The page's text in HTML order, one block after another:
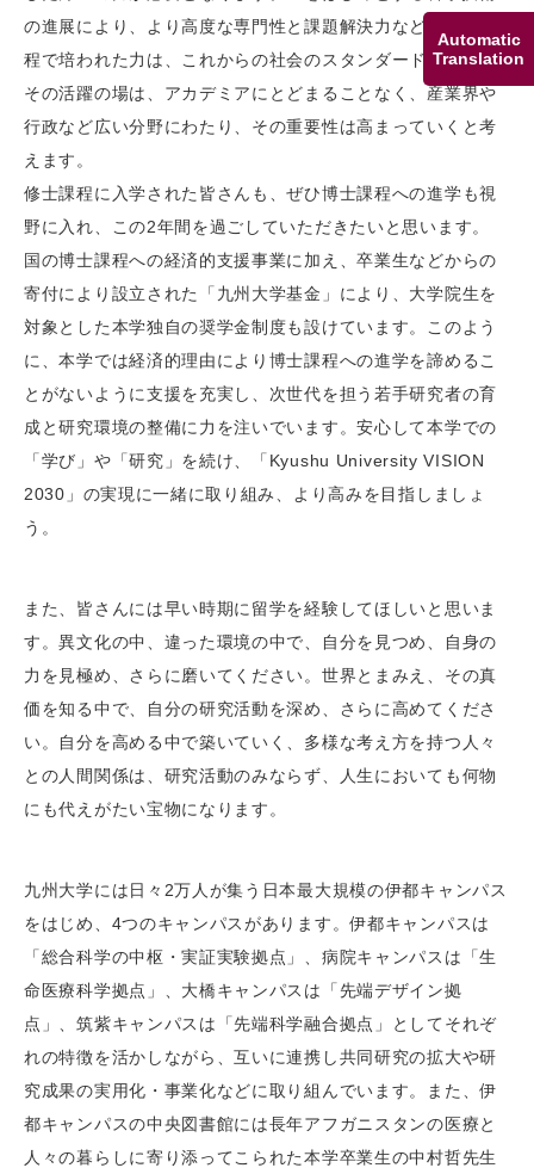
Automatic
Translation
の進展により、より高度な専門性と課題解決力などの博士課
程で培われた力は、これからの社会のスタンダードになり、
その活躍の場は、アカデミアにとどまることなく、産業界や
行政など広い分野にわたり、その重要性は高まっていくと考
えます。
修士課程に入学された皆さんも、ぜひ博士課程への進学も視
野に入れ、この2年間を過ごしていただきたいと思います。
国の博士課程への経済的支援事業に加え、卒業生などからの
寄付により設立された「九州大学基金」により、大学院生を
対象とした本学独自の奨学金制度も設けています。このよう
に、本学では経済的理由により博士課程への進学を諦めるこ
とがないように支援を充実し、次世代を担う若手研究者の育
成と研究環境の整備に力を注いでいます。安心して本学での
「学び」や「研究」を続け、「Kyushu University VISION
2030」の実現に一緒に取り組み、より高みを目指しましょ
う。
また、皆さんには早い時期に留学を経験してほしいと思いま
す。異文化の中、違った環境の中で、自分を見つめ、自身の
力を見極め、さらに磨いてください。世界とまみえ、その真
価を知る中で、自分の研究活動を深め、さらに高めてくださ
い。自分を高める中で築いていく、多様な考え方を持つ人々
との人間関係は、研究活動のみならず、人生においても何物
にも代えがたい宝物になります。
九州大学には日々2万人が集う日本最大規模の伊都キャンパス
をはじめ、4つのキャンパスがあります。伊都キャンパスは
「総合科学の中枢・実証実験拠点」、病院キャンパスは「生
命医療科学拠点」、大橋キャンパスは「先端デザイン拠
点」、筑紫キャンパスは「先端科学融合拠点」としてそれぞ
れの特徴を活かしながら、互いに連携し共同研究の拡大や研
究成果の実用化・事業化などに取り組んでいます。また、伊
都キャンパスの中央図書館には長年アフガニスタンの医療と
人々の暮らしに寄り添ってこられた本学卒業生の中村哲先生